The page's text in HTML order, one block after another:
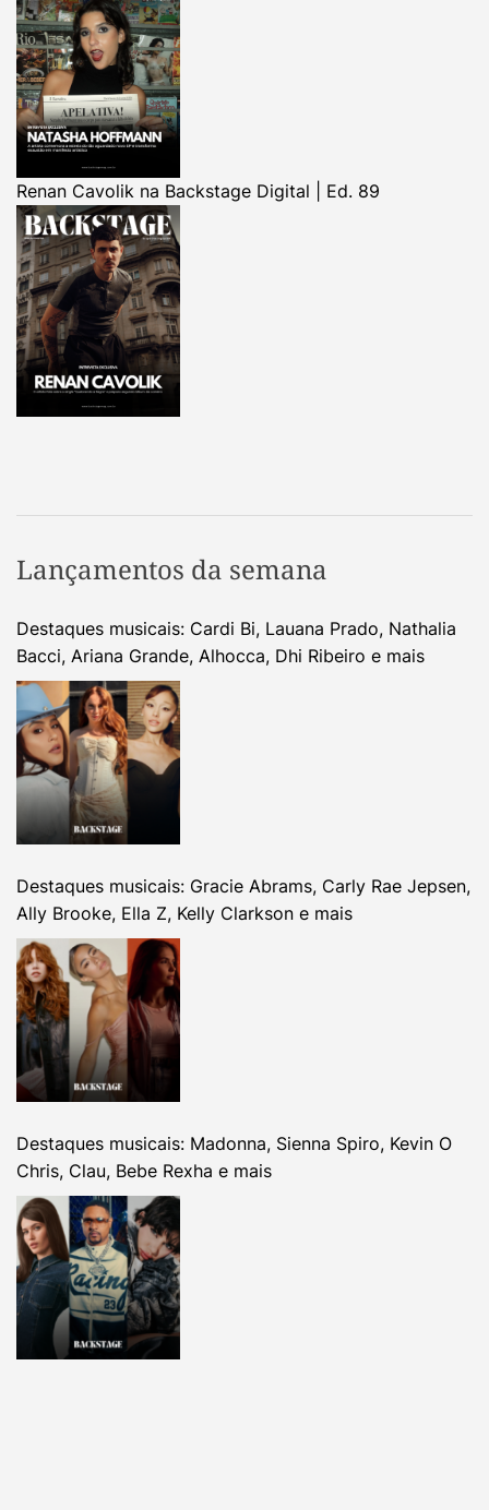
Renan Cavolik na Backstage Digital | Ed. 89
Lançamentos da semana
Destaques musicais: Cardi Bi, Lauana Prado, Nathalia
Bacci, Ariana Grande, Alhocca, Dhi Ribeiro e mais
Destaques musicais: Gracie Abrams, Carly Rae Jepsen,
Ally Brooke, Ella Z, Kelly Clarkson e mais
Destaques musicais: Madonna, Sienna Spiro, Kevin O
Chris, Clau, Bebe Rexha e mais